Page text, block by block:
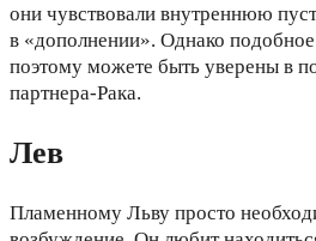
они чувствовали внутреннюю
в «дополнении». Однако
поэтому можете быть уверены в
партнера-Рака.
Лев
Пламенному Льву просто